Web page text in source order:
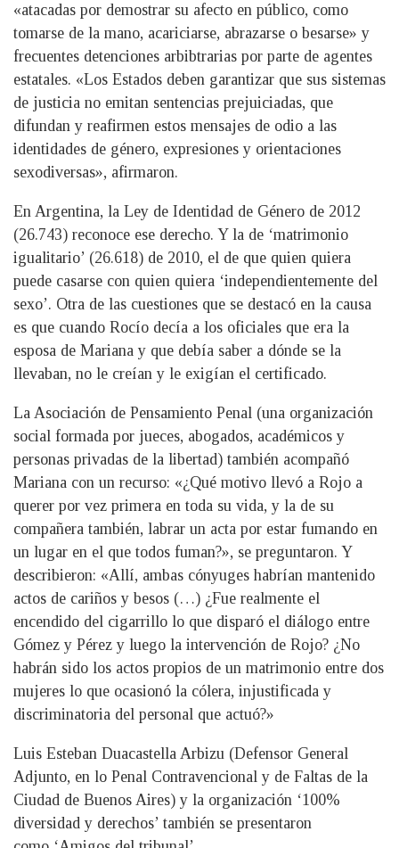
«atacadas por demostrar su afecto en público, como
tomarse de la mano, acariciarse, abrazarse o besarse» y
frecuentes detenciones arbibtrarias por parte de agentes
estatales. «Los Estados deben garantizar que sus sistemas
de justicia no emitan sentencias prejuiciadas, que
difundan y reafirmen estos mensajes de odio a las
identidades de género, expresiones y orientaciones
sexodiversas», afirmaron.
En Argentina, la Ley de Identidad de Género de 2012
(26.743) reconoce ese derecho. Y la de ‘matrimonio
igualitario’ (26.618) de 2010, el de que quien quiera
puede casarse con quien quiera ‘independientemente del
sexo’. Otra de las cuestiones que se destacó en la causa
es que cuando Rocío decía a los oficiales que era la
esposa de Mariana y que debía saber a dónde se la
llevaban, no le creían y le exigían el certificado.
La Asociación de Pensamiento Penal (una organización
social formada por jueces, abogados, académicos y
personas privadas de la libertad) también acompañó
Mariana con un recurso: «¿Qué motivo llevó a Rojo a
querer por vez primera en toda su vida, y la de su
compañera también, labrar un acta por estar fumando en
un lugar en el que todos fuman?», se preguntaron. Y
describieron: «Allí, ambas cónyuges habrían mantenido
actos de cariños y besos (…) ¿Fue realmente el
encendido del cigarrillo lo que disparó el diálogo entre
Gómez y Pérez y luego la intervención de Rojo? ¿No
habrán sido los actos propios de un matrimonio entre dos
mujeres lo que ocasionó la cólera, injustificada y
discriminatoria del personal que actuó?»
Luis Esteban Duacastella Arbizu (Defensor General
Adjunto, en lo Penal Contravencional y de Faltas de la
Ciudad de Buenos Aires) y la organización ‘100%
diversidad y derechos’ también se presentaron